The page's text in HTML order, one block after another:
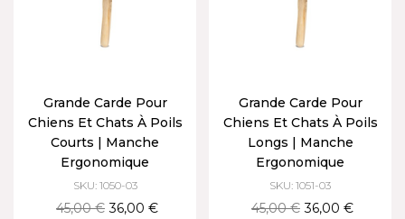
Grande Carde Pour
Chiens Et Chats À Poils
Courts | Manche
Ergonomique
SKU: 1050-03
45,00 € 36,00 €
Grande Carde Pour
Chiens Et Chats À Poils
Longs | Manche
Ergonomique
SKU: 1051-03
45,00 € 36,00 €